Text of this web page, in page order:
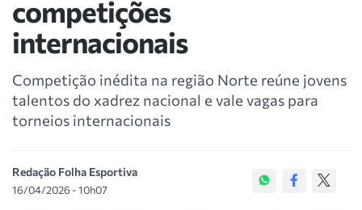
competições
internacionais
Competição inédita na região Norte reúne jovens
talentos do xadrez nacional e vale vagas para
torneios internacionais
Redação Folha Esportiva
16/04/2026 - 10h07